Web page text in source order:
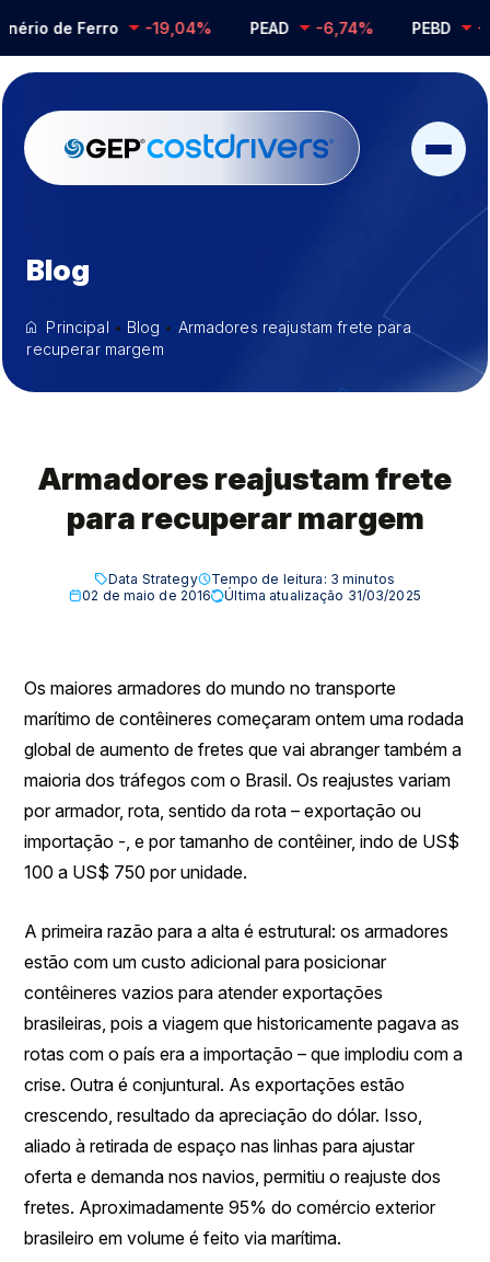
de Ferro -19,04% PEAD -6,74% PEBD -
Blog
Principal • Blog • Armadores reajustam frete para
recuperar margem
Armadores reajustam frete
para recuperar margem
Data Strategy Tempo de leitura: 3 minutos
02 de maio de 2016
Última atualização 31/03/2025
Os maiores armadores do mundo no transporte
marítimo de contêineres começaram ontem uma rodada
global de aumento de fretes que vai abranger também a
maioria dos tráfegos com o Brasil. Os reajustes variam
por armador, rota, sentido da rota – exportação ou
importação -, e por tamanho de contêiner, indo de US$
100 a US$ 750 por unidade.
A primeira razão para a alta é estrutural: os armadores
estão com um custo adicional para posicionar
contêineres vazios para atender exportações
brasileiras, pois a viagem que historicamente pagava as
rotas com o país era a importação – que implodiu com a
crise. Outra é conjuntural. As exportações estão
crescendo, resultado da apreciação do dólar. Isso,
aliado à retirada de espaço nas linhas para ajustar
oferta e demanda nos navios, permitiu o reajuste dos
fretes. Aproximadamente 95% do comércio exterior
brasileiro em volume é feito via marítima.